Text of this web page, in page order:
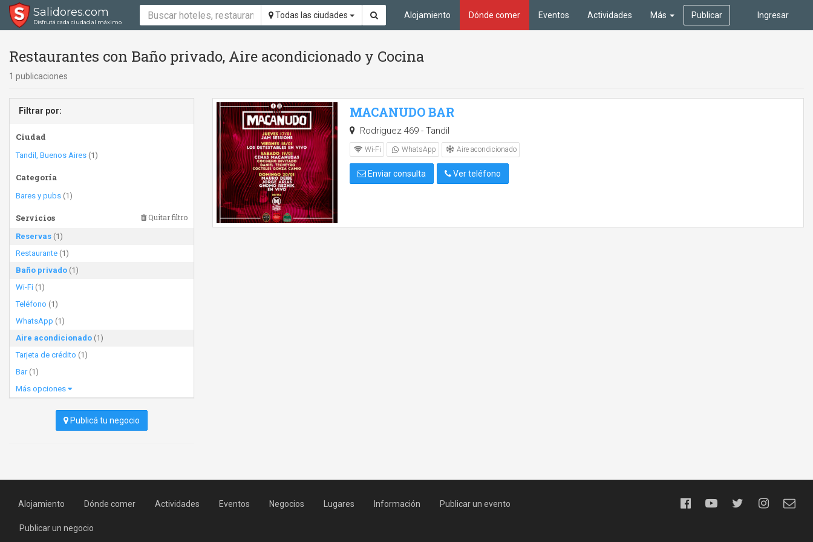
Salidores.com
Disfrutá cada ciudad al máximo
Todas las ciudades Ingresar
Alojamiento Dónde comer Eventos Actividades Más Publicar
Restaurantes con Baño privado, Aire acondicionado y Cocina
1 publicaciones
Filtrar por:
Ciudad
Tandil, Buenos Aires (1)
Categoría
Bares y pubs (1)
Servicios Quitar filtro
Reservas (1)
Restaurante (1)
Baño privado (1)
Wi-Fi (1)
Teléfono (1)
WhatsApp (1)
Aire acondicionado (1)
Tarjeta de crédito (1)
Bar(1)
Más opciones
Publicá tu negocio
MACANUDO BAR
Rodriguez 469 - Tandil
Wi-Fi WhatsApp Aire acondicionado
Enviar consulta Ver teléfono
Alojamiento Dónde comer Actividades Eventos Negocios Lugares Información Publicar un evento
Publicar un negocio